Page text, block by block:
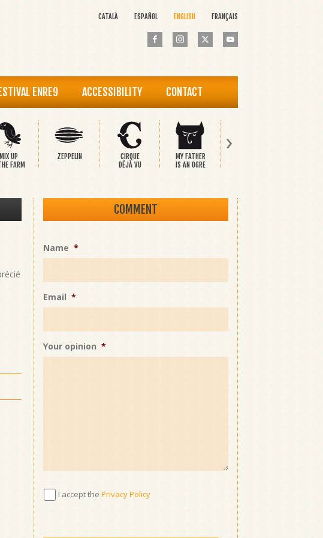
CATALÀ ESPAÑOL ENGLISH FRANÇAIS
ENRE9 ACCESSIBILITY CONTACT
MIX UP
FARM
ZEPPELIN
CIRQUE
DÉJÀ VU
MY FATHER
IS AN OGRE
›
COMMENT
Name *
Email *
Your opinion *
I
acceptI accept thePrivacy Policy